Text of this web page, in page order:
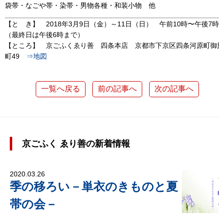
袋帯・なごや帯・染帯・男物各種・和装小物 他
【と き】 2018年3月9日（金）～11日（日） 午前10時〜午後7時
（最終日は午後6時まで）
【ところ】 京ごふくゑり善 四条本店 京都市下京区四条河原町御
町49
⇒地図
一覧へ戻る 前の記事へ 次の記事へ
京ごふく ゑり善の新着情報
2020.03.26
季の移ろい－単衣のきものと夏
帯の会－